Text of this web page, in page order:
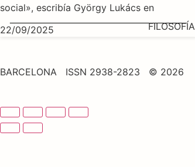
FILOSOFÍA
social», escribía György Lukács en
22/09/2025
BARCELONA ISSN 2938-2823 © 2026